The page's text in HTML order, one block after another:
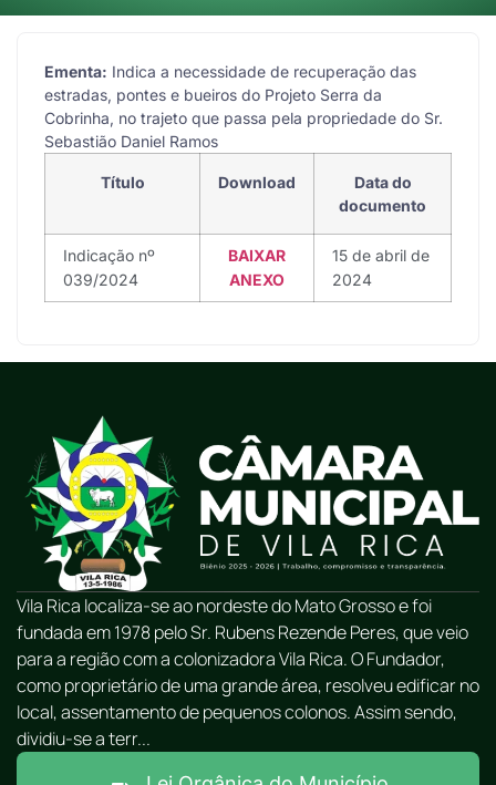
Ementa: Indica a necessidade de recuperação das
estradas, pontes e bueiros do Projeto Serra da
Cobrinha, no trajeto que passa pela propriedade do Sr.
Sebastião Daniel Ramos
Título Download
Data do
documento
Indicação nº
039/2024
BAIXAR
ANEXO
15 de abril de
2024
Vila Rica localiza-se ao nordeste do Mato Grosso e foi
fundada em 1978 pelo Sr. Rubens Rezende Peres, que veio
para a região com a colonizadora Vila Rica. O Fundador,
como proprietário de uma grande área, resolveu edificar no
local, assentamento de pequenos colonos. Assim sendo,
dividiu-se a terr...